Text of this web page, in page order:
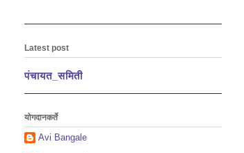
Latest post
पंचायत_समिती
योगदानकर्ते
Avi Bangale